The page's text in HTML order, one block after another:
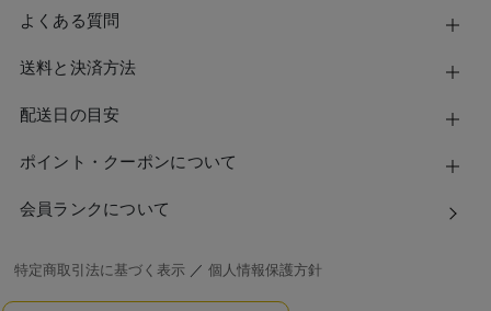
よくある質問
送料と決済方法
配送日の目安
ポイント・クーポンについて
会員ランクについて
特定商取引法に基づく表示 ／個人情報保護方針